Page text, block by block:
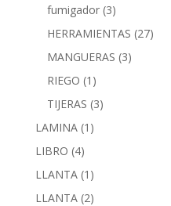
fumigador (3)
HERRAMIENTAS (27)
MANGUERAS (3)
RIEGO (1)
TIJERAS (3)
LAMINA (1)
LIBRO (4)
LLANTA (1)
LLANTA (2)